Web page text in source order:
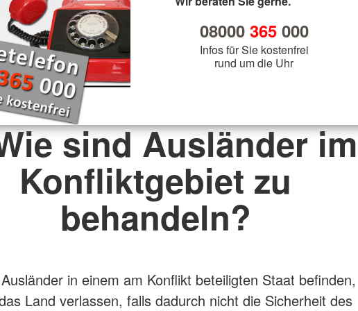
08000 365000
Infos für Sie kostenfrei
rund um die Uhr
sind Ausländer im
Konfliktgebiet zu
behandeln?
in einem am Konflikt beteiligten Staat befinden,
Land verlassen, falls dadurch nicht die Sicherheit des